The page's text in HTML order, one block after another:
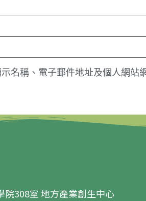
名稱、電子郵件地址及個人網站
院308室 地方產業創生中心